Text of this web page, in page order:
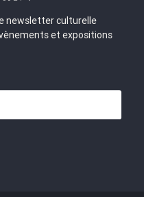
newsletter culturelle
et expositions